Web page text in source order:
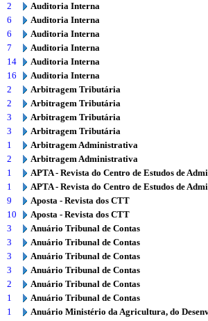
2
Auditoria Interna
6
Auditoria Interna
6
Auditoria Interna
7
Auditoria Interna
14
Auditoria Interna
16
Auditoria Interna
2
Arbitragem Tributária
2
Arbitragem Tributária
3
Arbitragem Tributária
3
Arbitragem Tributária
1
Arbitragem Administrativa
2
Arbitragem Administrativa
1
APTA - Revista do Centro de Estudos de
1
APTA - Revista do Centro de Estudos de
9
Aposta - Revista dos CTT
10
Aposta - Revista dos CTT
3
Anuário Tribunal de Contas
3
Anuário Tribunal de Contas
3
Anuário Tribunal de Contas
3
Anuário Tribunal de Contas
2
Anuário Tribunal de Contas
1
Anuário Tribunal de Contas
1
Anuário Ministério da Agricultura, do